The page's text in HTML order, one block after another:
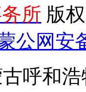
所 版
公网安
呼和